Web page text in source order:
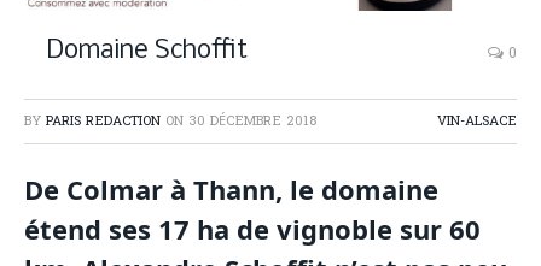
Domaine Schoffit 0
BY PARIS REDACTION ON 30 DÉCEMBRE 2018 VIN-ALSACE
De Colmar à Thann, le domaine
étend ses 17 ha de vignoble sur 60